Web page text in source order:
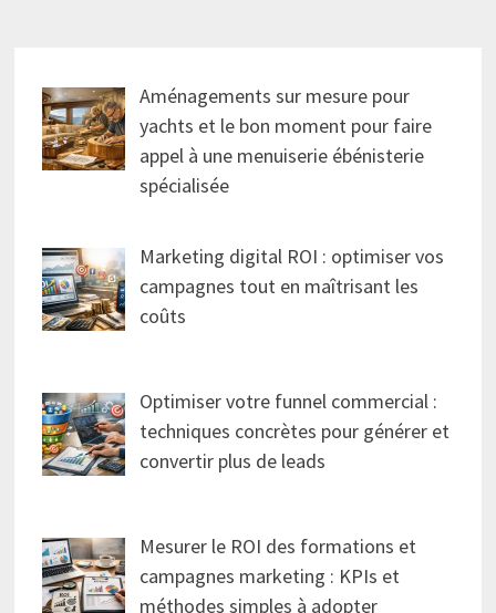
Aménagements sur mesure pour
yachts et le bon moment pour faire
appel à une menuiserie ébénisterie
spécialisée
Marketing digital ROI : optimiser vos
campagnes tout en maîtrisant les
coûts
Optimiser votre funnel commercial :
techniques concrètes pour générer et
convertir plus de leads
Mesurer le ROI des formations et
campagnes marketing : KPIs et
méthodes simples à adopter